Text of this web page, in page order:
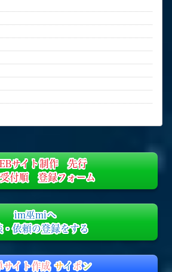
サイト制作 先行
付順 登録フォーム
im巫miへ
・依頼の登録をする
サイト作成サイポン